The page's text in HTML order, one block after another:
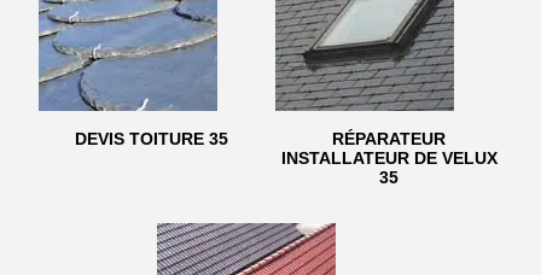
DEVIS TOITURE 35
RÉPARATEUR
INSTALLATEUR DE VELUX
35